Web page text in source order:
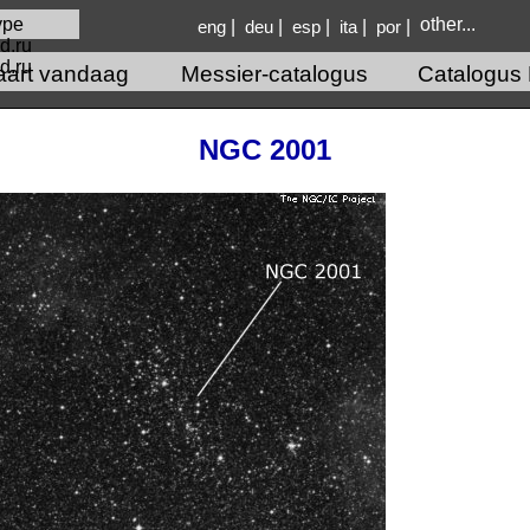
eng deu esp ita por other...
vandaag Messier-catalogus Catalogus
NGC 2001